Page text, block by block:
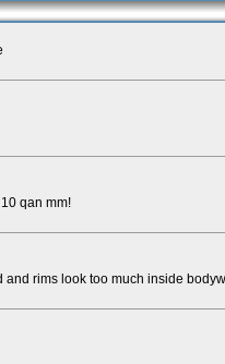
qan mm!
rims look too much inside